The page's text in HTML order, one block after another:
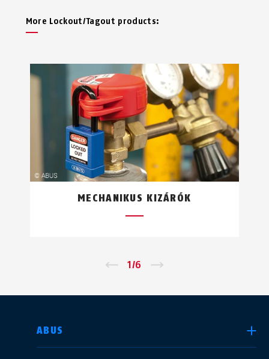
More Lockout/Tagout products:
MECHANIKUS KIZÁRÓK
1/6
ABUS
ORSZÁG KIVÁLASZTÁSA